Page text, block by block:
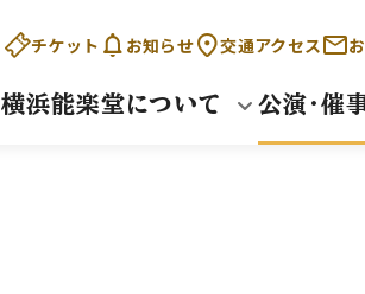
チケット お知らせ 交通アクセス
横浜能楽堂について 公演・催